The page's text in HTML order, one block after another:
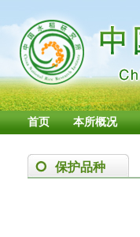
首页 本所概况
保护品种